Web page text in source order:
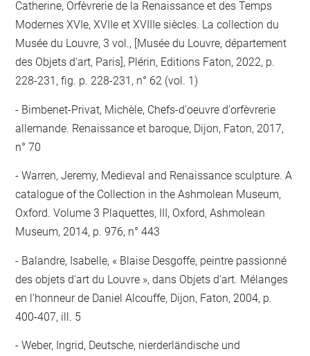
Catherine, Orfèvrerie de la Renaissance et des Temps
Modernes XVIe, XVIIe et XVIIIe siècles. La collection du
Musée du Louvre, 3 vol., [Musée du Louvre, département
des Objets d'art, Paris], Plérin, Editions Faton, 2022, p.
228-231, fig. p. 228-231, n° 62 (vol. 1)
Bimbenet-Privat, Michèle, Chefs-d'oeuvre d'orfèvrerie
allemande. Renaissance et baroque, Dijon, Faton, 2017,
n° 70
Warren, Jeremy, Medieval and Renaissance sculpture. A
catalogue of the Collection in the Ashmolean Museum,
Oxford. Volume 3 Plaquettes, III, Oxford, Ashmolean
Museum, 2014, p. 976, n° 443
Balandre, Isabelle, « Blaise Desgoffe, peintre passionné
des objets d'art du Louvre », dans Objets d'art. Mélanges
en l'honneur de Daniel Alcouffe, Dijon, Faton, 2004, p.
400-407, ill. 5
Weber, Ingrid, Deutsche, nierderländische und